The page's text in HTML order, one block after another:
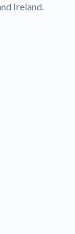
Ireland.